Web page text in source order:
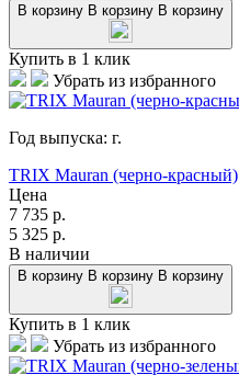
В корзину В корзину В корзину
Купить в 1 клик
Убрать из избранного
Год выпуска: г.
TRIX Mauran (черно-красный)
Цена
7 735 р.
5 325 р.
В наличии
В корзину В корзину В корзину
Купить в 1 клик
Убрать из избранного